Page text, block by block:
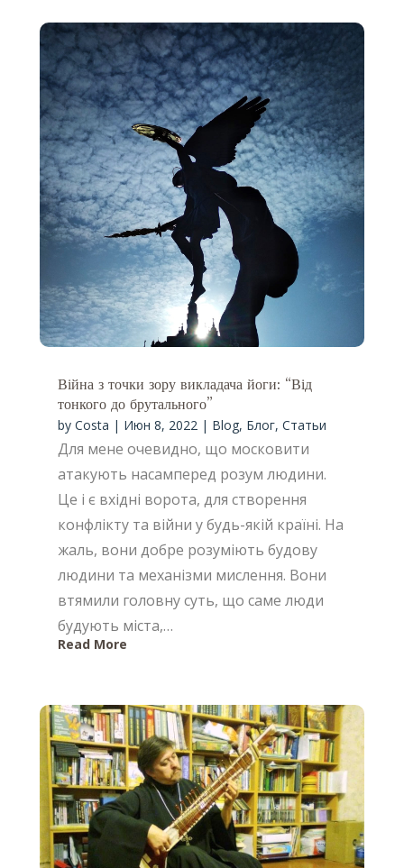
Війна з точки зору викладача йоги: “Від
тонкого до брутального”
by Costa | Июн 8, 2022| Blog, Блог, Статьи
Для мене очевидно, що московити
атакують насамперед розум людини.
Це і є вхідні ворота, для створення
конфлікту та війни у будь-якій країні. На
жаль, вони добре розуміють будову
людини та механізми мислення. Вони
втямили головну суть, що саме люди
будують міста,…
Read More